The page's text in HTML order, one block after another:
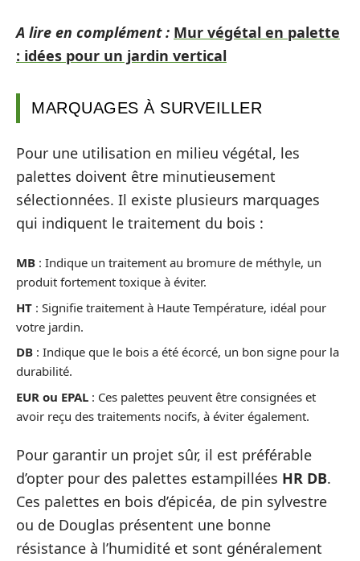
A lire en complément : Mur végétal en palette
: idées pour un jardin vertical
MARQUAGES À SURVEILLER
Pour une utilisation en milieu végétal, les
palettes doivent être minutieusement
sélectionnées. Il existe plusieurs marquages
qui indiquent le traitement du bois :
MB : Indique un traitement au bromure de méthyle, un
produit fortement toxique à éviter.
HT : Signifie traitement à Haute Température, idéal pour
votre jardin.
DB : Indique que le bois a été écorcé, un bon signe pour la
durabilité.
EUR ou EPAL : Ces palettes peuvent être consignées et
avoir reçu des traitements nocifs, à éviter également.
Pour garantir un projet sûr, il est préférable
d’opter pour des palettes estampillées HR DB.
Ces palettes en bois d’épicéa, de pin sylvestre
ou de Douglas présentent une bonne
résistance à l’humidité et sont généralement